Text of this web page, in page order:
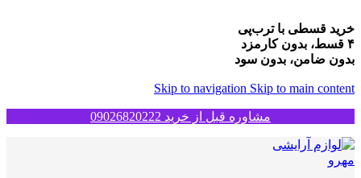
خرید قسطی با ترب‌پی
۴ قسط، بدون کارمزد
بدون ضامن، بدون سود
Skip to navigation Skip to main content
مشاوره قبل از خرید 09026820222